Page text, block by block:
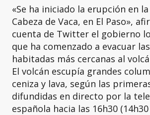
«Se ha iniciado la erupción en
Cabeza de Vaca, en El Paso»,
cuenta de Twitter el gobierno
que ha comenzado a evacuar
habitadas más cercanas al
El volcán escupía grandes
ceniza y lava, según las
difundidas en directo por la
española hacia las 16h30 (14h30